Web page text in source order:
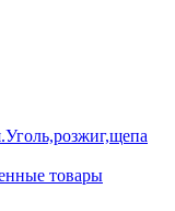
Уголь,розжиг,щепа
товары